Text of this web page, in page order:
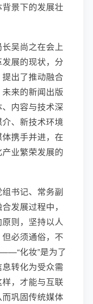
景下的发展壮
吴尚之在会上
展的现状，分
出了推动融合
来的新闻出版
内容与技术深
、新技术环境
携手并进，在
业繁荣发展的
书记、常务副
发展过程中，
则，坚持以人
必须通俗，不
化妆”是为了
转化为受众需
，才能与互联
巩固传统媒体